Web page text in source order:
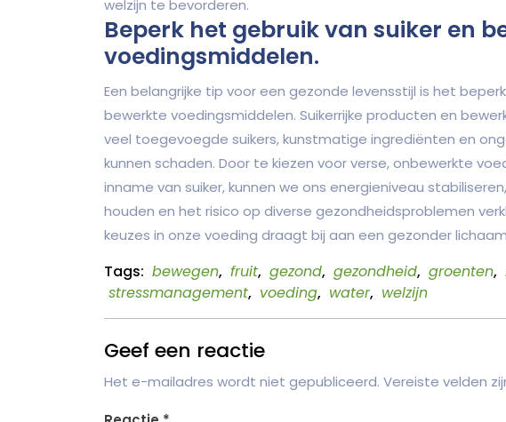
welzijn te bevorderen.
Beperk het gebruik van suiker en
voedingsmiddelen.
Een belangrijke tip voor een gezonde levensstijl is het
bewerkte voedingsmiddelen. Suikerrijke producten en
veel toegevoegde suikers, kunstmatige ingrediënten en
kunnen schaden. Door te kiezen voor verse, onbewerkte
inname van suiker, kunnen we ons energieniveau
houden en het risico op diverse gezondheidsproblemen
keuzes in onze voeding draagt bij aan een gezonder
Tags: bewegen, fruit, gezond, gezondheid, groenten,
stressmanagement, voeding, water, welzijn
Geef een reactie
Het e-mailadres wordt niet gepubliceerd. Vereiste velden